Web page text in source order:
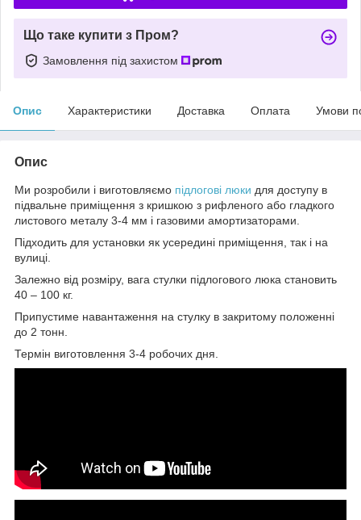
Що таке купити з Пром?
Замовлення під захистом
Опис Характеристики Доставка Оплата Умови
Опис
Ми розробили і виготовляємо підлогові люки для доступу в
підвальне приміщення з кришкою з рифленого або гладкого
листового металу 3-4 мм і газовими амортизаторами.
Підходить для установки як усередині приміщення, так і на
вулиці.
Залежно від розміру, вага стулки підлогового люка становить
40 – 100 кг.
Припустиме навантаження на стулку в закритому положенні
до 2 тонн.
Термін виготовлення 3-4 робочих дня.